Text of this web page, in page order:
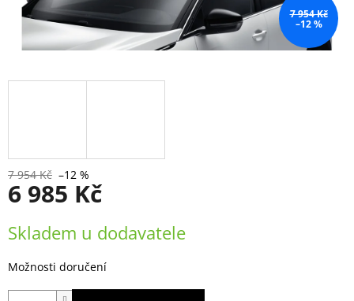
7 954 Kč
–12 %
7 954 Kč –12 %
6 985 Kč
cena:
Skladem u dodavatele
Možnosti doručení